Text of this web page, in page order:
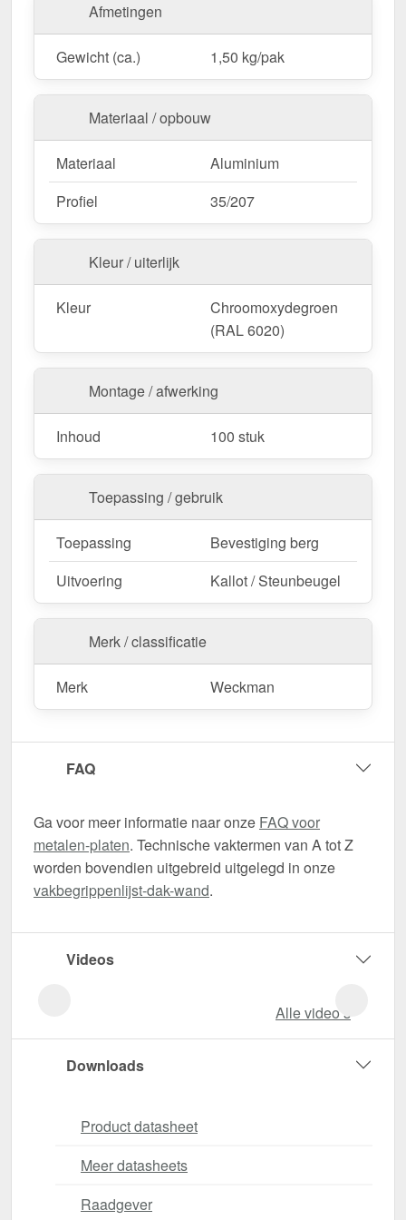
Afmetingen
Gewicht (ca.) 1,50 kg/pak
Materiaal / opbouw
Materiaal
Aluminium
Profiel
35/207
Kleur / uiterlijk
Kleur
Chroomoxydegroen
(RAL 6020)
Montage / afwerking
Inhoud 100 stuk
Toepassing / gebruik
Toepassing
Bevestiging berg
Uitvoering
Kallot / Steunbeugel
Merk / classificatie
Merk Weckman
FAQ
Ga voor meer informatie naar onze FAQ voor
metalen-platen. Technische vaktermen van A tot Z
worden bovendien uitgebreid uitgelegd in onze
vakbegrippenlijst-dak-wand.
Videos
Alle video‘s
Downloads
Product datasheet
Meer datasheets
Raadgever